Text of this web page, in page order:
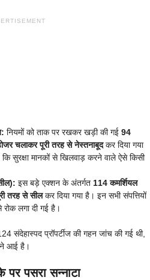
नियमों को ताक पर रखकर खड़ी की गई 94
चलाकर पूरी तरह से नेस्तनाबूदकर दिया गया
सुरक्षा मानकों से खिलवाड़ करने वाले ऐसे किसी
इस बड़े एक्शन के अंतर्गत 114 कमर्शियल
तरह से सीलकर दिया गया है। इन सभी संपत्तियों
लगा दी गई है।
प्रॉपर्टीज की गहन जांच की गई थी,
आई है।
पसरा सन्नाटा